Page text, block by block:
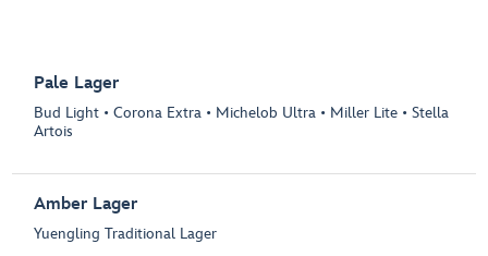
Pale Lager
Bud Light • Corona Extra • Michelob Ultra • Miller Lite • Stella
Artois
Amber Lager
Yuengling Traditional Lager